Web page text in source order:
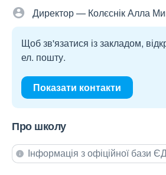
Директор — Колєснік Алла
Щоб зв'язатися із закладом,
ел. пошту.
Показати контакти
Про школу
Інформація з офіційної бази